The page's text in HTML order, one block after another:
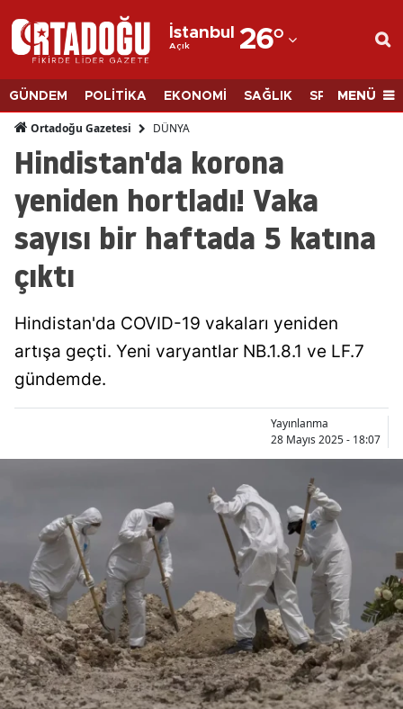
İstanbul
Açık 26°
Adana
Adıyaman
Afyonkarahisar
Ağrı
Amasya
Ankara
Aydın
Bingöl
Bitlis
Bursa
Çanakkale
Çankırı
GÜNDEM POLİTİKA EKONOMİ SAĞLIK SPORMENÜ
Ortadoğu Gazetesi DÜNYA
Hindistan'da korona
yeniden hortladı! Vaka
sayısı bir haftada 5 katına
çıktı
Hindistan'da COVID-19 vakaları yeniden
artışa geçti. Yeni varyantlar NB.1.8.1 ve LF.7
gündemde.
Yayınlanma
28 Mayıs 2025 - 18:07